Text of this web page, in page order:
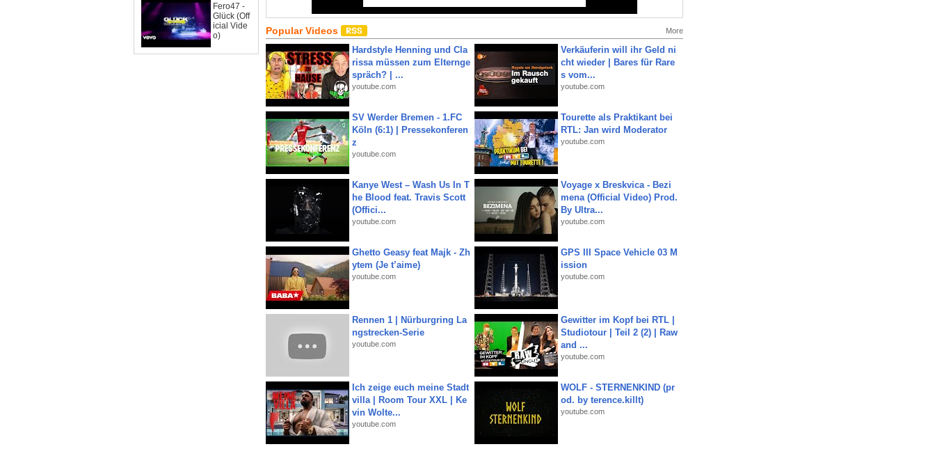
Fero47 -
Glück (Off
icial Vide
o)
Popular Videos More
Hardstyle Henning und Cla
rissa müssen zum Elternge
spräch? | ...
youtube.com
Verkäuferin will ihr Geld ni
cht wieder | Bares für Rare
s vom...
youtube.com
SV Werder Bremen - 1.FC
Köln (6:1) | Pressekonferen
z
youtube.com
Tourette als Praktikant bei
RTL: Jan wird Moderator
youtube.com
Kanye West – Wash Us In T
he Blood feat. Travis Scott
(Offici...
youtube.com
Voyage x Breskvica - Bezi
mena (Official Video) Prod.
By Ultra...
youtube.com
Ghetto Geasy feat Majk - Zh
ytem (Je t’aime)
youtube.com
GPS III Space Vehicle 03 M
ission
youtube.com
Rennen 1 | Nürburgring La
ngstrecken-Serie
youtube.com
Gewitter im Kopf bei RTL |
Studiotour | Teil 2 (2) | Raw
and ...
youtube.com
Ich zeige euch meine Stadt
villa | Room Tour XXL | Ke
vin Wolte...
youtube.com
WOLF - STERNENKIND (pr
od. by terence.killt)
youtube.com